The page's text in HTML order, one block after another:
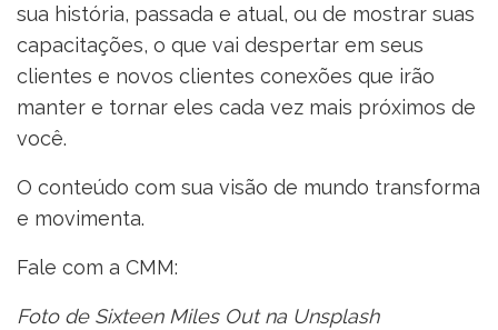
sua história, passada e atual, ou de mostrar suas
capacitações, o que vai despertar em seus
clientes e novos clientes conexões que irão
manter e tornar eles cada vez mais próximos de
você.
O conteúdo com sua visão de mundo transforma
e movimenta.
Fale com a CMM:
Foto de Sixteen Miles Out na Unsplash